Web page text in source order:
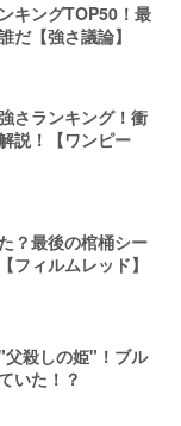
キングTOP50！最
だ【強さ議論】
さランキング！衝
説！【ワンピー
？最後の棺桶シー
フィルムレッド】
父殺しの姫"！ブル
いた！？